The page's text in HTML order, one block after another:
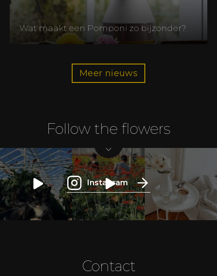
Wat maakt een Pomponi zo bijzonder?
Meer nieuws
Follow the flowers
Instagram
Contact